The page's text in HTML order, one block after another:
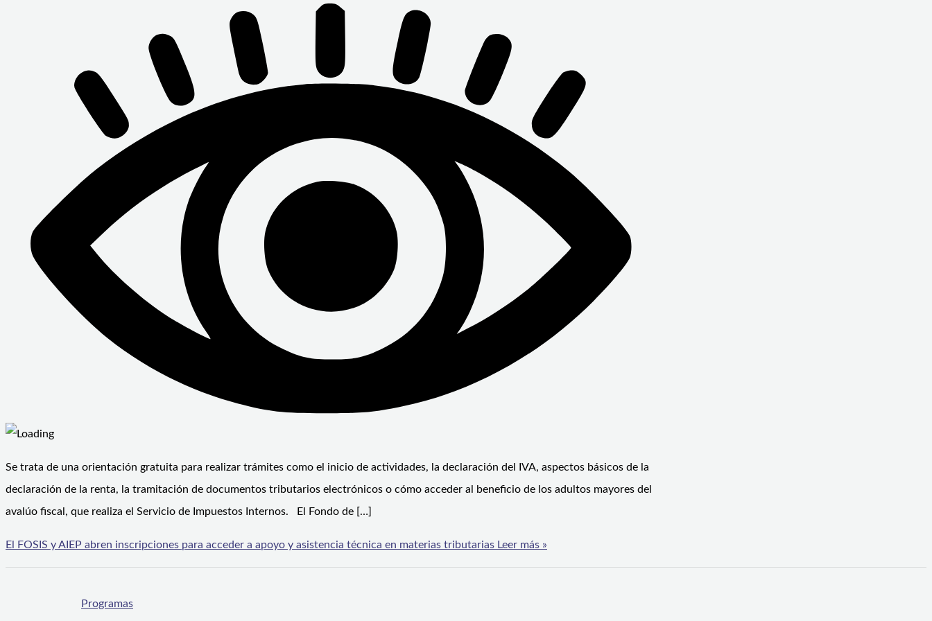
Se trata de una orientación gratuita para realizar trámites como el inicio de actividades, la declaración del IVA, aspectos básicos de la
declaración de la renta, la tramitación de documentos tributarios electrónicos o cómo acceder al beneficio de los adultos mayores del
avalúo fiscal, que realiza el Servicio de Impuestos Internos. El Fondo de […]
El FOSIS y AIEP abren inscripciones para acceder a apoyo y asistencia técnica en materias tributarias Leer más »
Programas